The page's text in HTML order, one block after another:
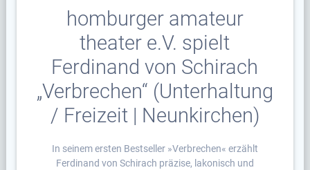
homburger amateur
theater e.V. spielt
Ferdinand von Schirach
„Verbrechen“ (Unterhaltung
/ Freizeit | Neunkirchen)
In seinem ersten Bestseller »Verbrechen« erzählt
Ferdinand von Schirach präzise, lakonisch und